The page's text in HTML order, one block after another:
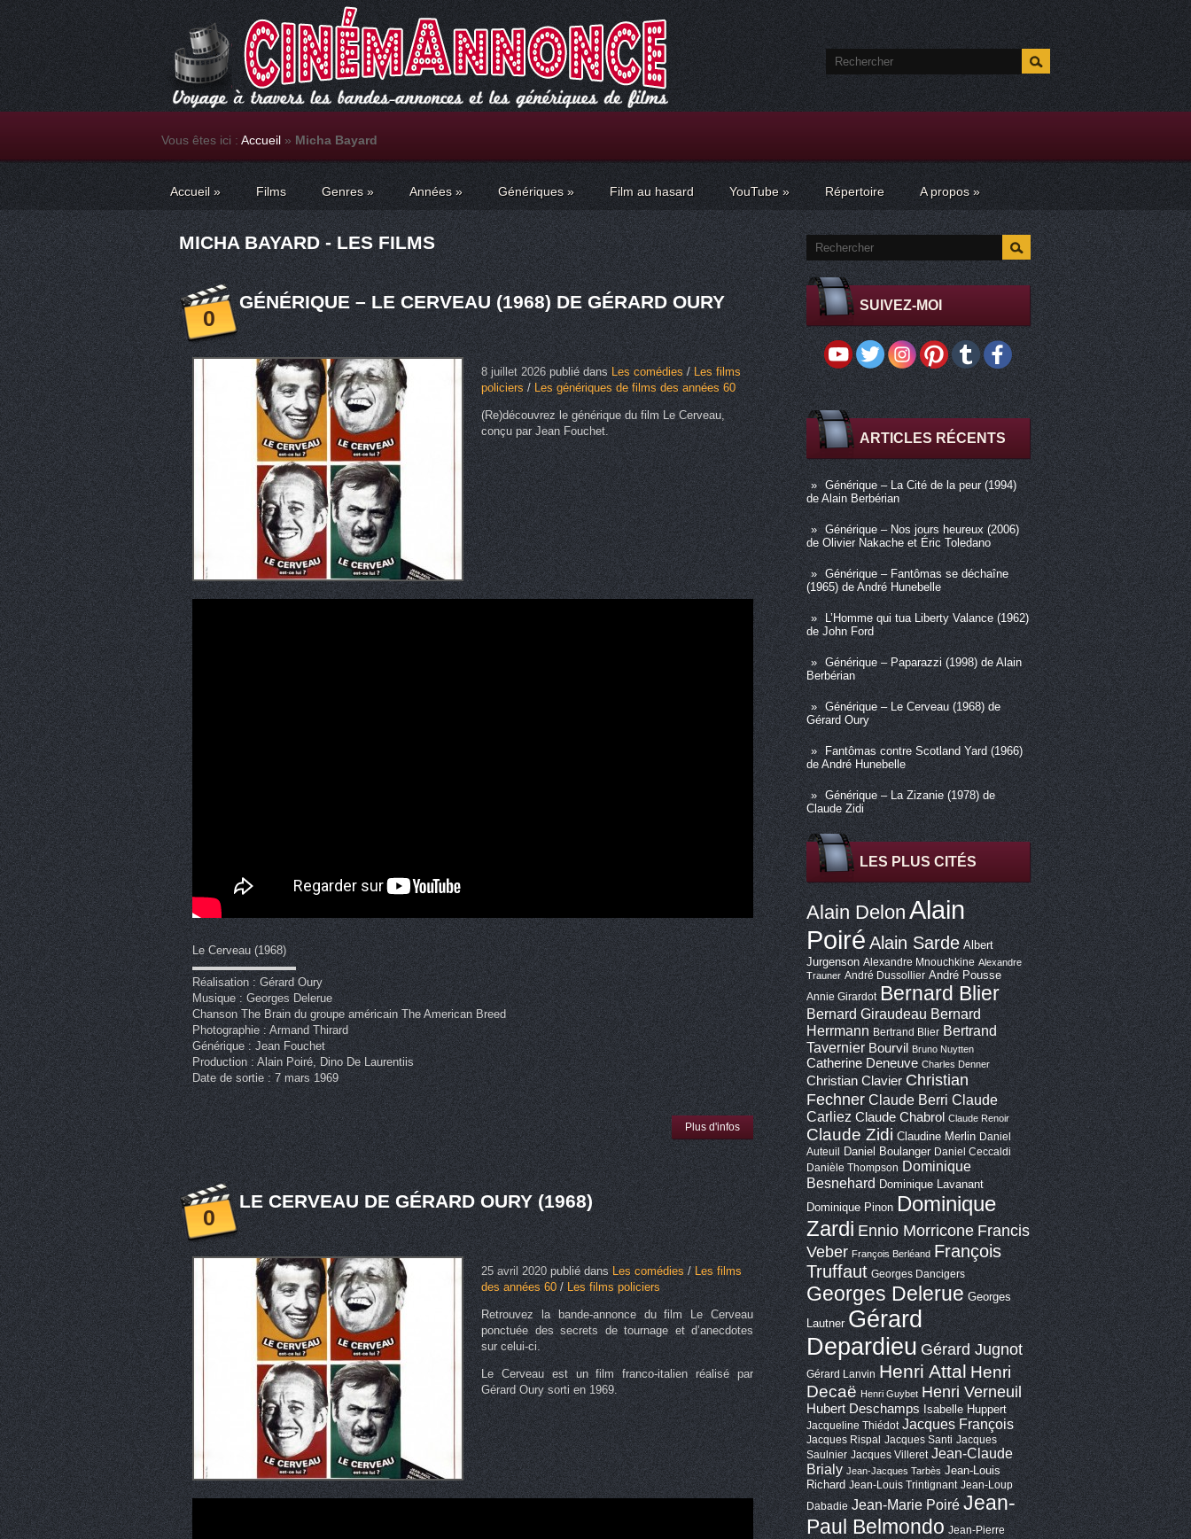
Vous êtes ici : Accueil » Micha Bayard
Accueil » Films Genres» Années » Génériques » Film au hasard YouTube » Répertoire A propos »
SUIVEZ-MOI
ARTICLES RÉCENTS
Générique – La Cité de la peur (1994)
de Alain Berbérian
Générique – Nos jours heureux (2006)
de Olivier Nakache et Éric Toledano
Générique – Fantômas se déchaîne
(1965) de André Hunebelle
L’Homme qui tua Liberty Valance (1962)
de John Ford
Générique – Paparazzi (1998) de Alain
Berbérian
Générique – Le Cerveau (1968) de
Gérard Oury
Fantômas contre Scotland Yard (1966)
de André Hunebelle
Générique – La Zizanie (1978) de
Claude Zidi
LES PLUS CITÉS
Alain DelonAlain
Poiré Alain Sarde Albert
Jurgenson Alexandre Mnouchkine Alexandre
Trauner André Dussollier André Pousse
Annie Girardot Bernard Blier
Bernard Giraudeau Bernard
Herrmann Bertrand Blier Bertrand
Tavernier Bourvil Bruno Nuytten
Catherine Deneuve Charles Denner
Christian Clavier Christian
Fechner Claude Berri Claude
Carliez Claude Chabrol Claude Renoir
Claude Zidi Claudine Merlin Daniel
Auteuil
Daniel Boulanger Daniel Ceccaldi
Danièle Thompson Dominique
Besnehard Dominique Lavanant
Dominique Pinon Dominique
Zardi Ennio Morricone Francis
Veber François Berléand François
Truffaut Georges Dancigers
Georges Delerue Georges
Lautner Gérard
Depardieu Gérard Jugnot
Gérard Lanvin Henri Attal Henri
Decaë Henri Guybet Henri Verneuil
Hubert Deschamps Isabelle Huppert
Jacqueline Thiédot Jacques François
Jacques Rispal Jacques Santi Jacques
Saulnier Jacques Villeret Jean-Claude
Brialy Jean-Jacques Tarbès Jean-Louis
Richard Jean-Louis Trintignant Jean-Loup
Dabadie Jean-Marie Poiré Jean-
Paul Belmondo Jean-Pierre
MICHA BAYARD - LES FILMS
0
GÉNÉRIQUE – LE CERVEAU (1968) DE GÉRARD OURY
8 juillet 2026publié dans Les comédies/Les films
policiers/ Les génériques de films des années 60
(Re)découvrez le générique du film Le Cerveau,
conçu par Jean Fouchet.
Le Cerveau (1968)
▬▬▬▬▬▬▬▬▬
Réalisation : Gérard Oury
Musique : Georges Delerue
Chanson The Brain du groupe américain The American Breed
Photographie : Armand Thirard
Générique : Jean Fouchet
Production : Alain Poiré, Dino De Laurentiis
Date de sortie : 7 mars 1969
Plus d'infos
0
LE CERVEAU DE GÉRARD OURY (1968)
25 avril 2020publié dans Les comédies/Les films
des années 60 / Les films policiers
Retrouvez la bande-annonce du film Le Cerveau
ponctuée des secrets de tournage et d’anecdotes
sur celui-ci.
Le Cerveau est un film franco-italien réalisé par
Gérard Oury sorti en 1969.